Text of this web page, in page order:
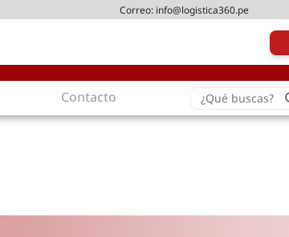
Correo: info@logistica360.pe
Contacto Search
for: